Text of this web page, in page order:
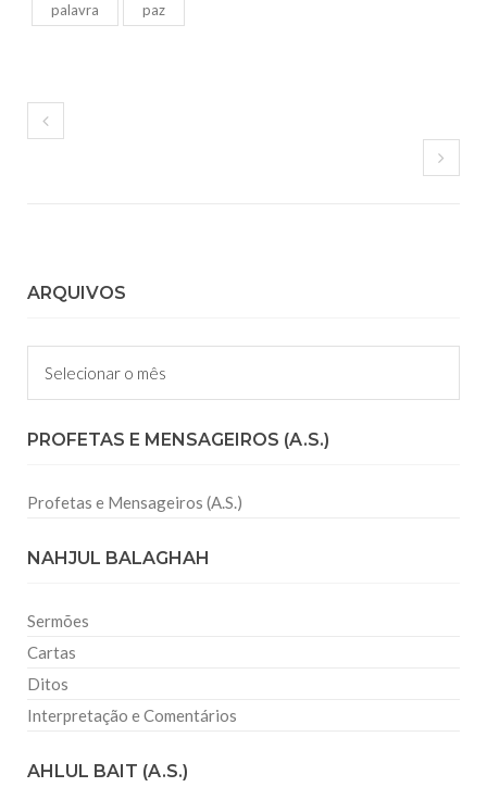
palavra paz
ARQUIVOS
Arquivos
PROFETAS E MENSAGEIROS (A.S.)
Profetas e Mensageiros (A.S.)
NAHJUL BALAGHAH
Sermões
Cartas
Ditos
Interpretação e Comentários
AHLUL BAIT (A.S.)